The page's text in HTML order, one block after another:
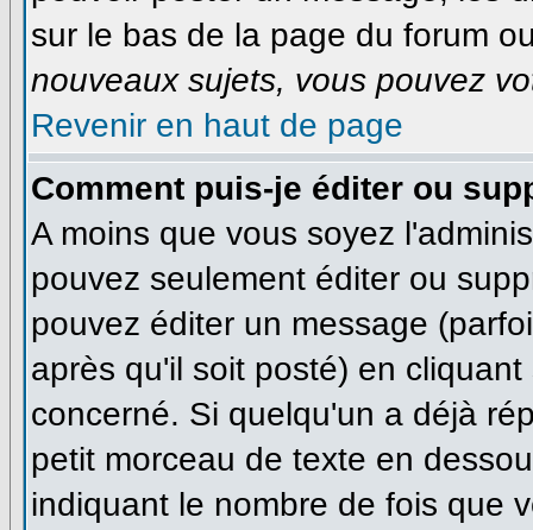
sur le bas de la page du forum
nouveaux sujets, vous pouvez
Revenir en haut de page
Comment puis-je éditer ou
A moins que vous soyez
pouvez seulement éditer ou
pouvez éditer un message
après qu'il soit posté) en
concerné. Si quelqu'un a déjà
petit morceau de texte en
indiquant le nombre de fois que